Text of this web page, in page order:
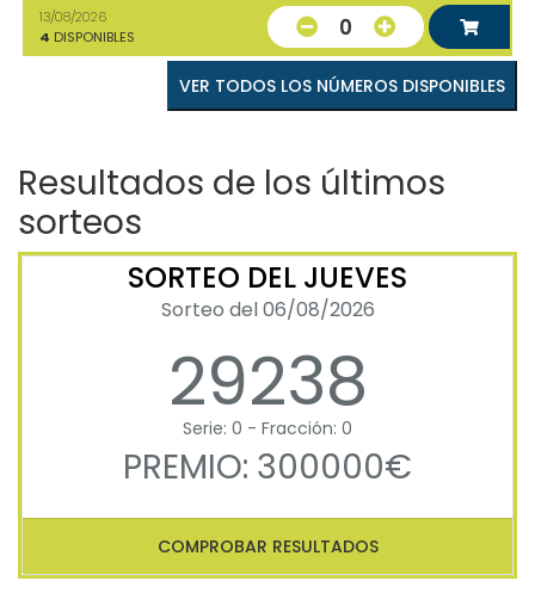
13/08/2026
4 DISPONIBLES 0
VER TODOS LOS NÚMEROS DISPONIBLES
Resultados de los últimos
sorteos
SORTEO DEL JUEVES
Sorteo del 06/08/2026
29238
Serie: 0 - Fracción: 0
PREMIO: 300000€
COMPROBAR RESULTADOS